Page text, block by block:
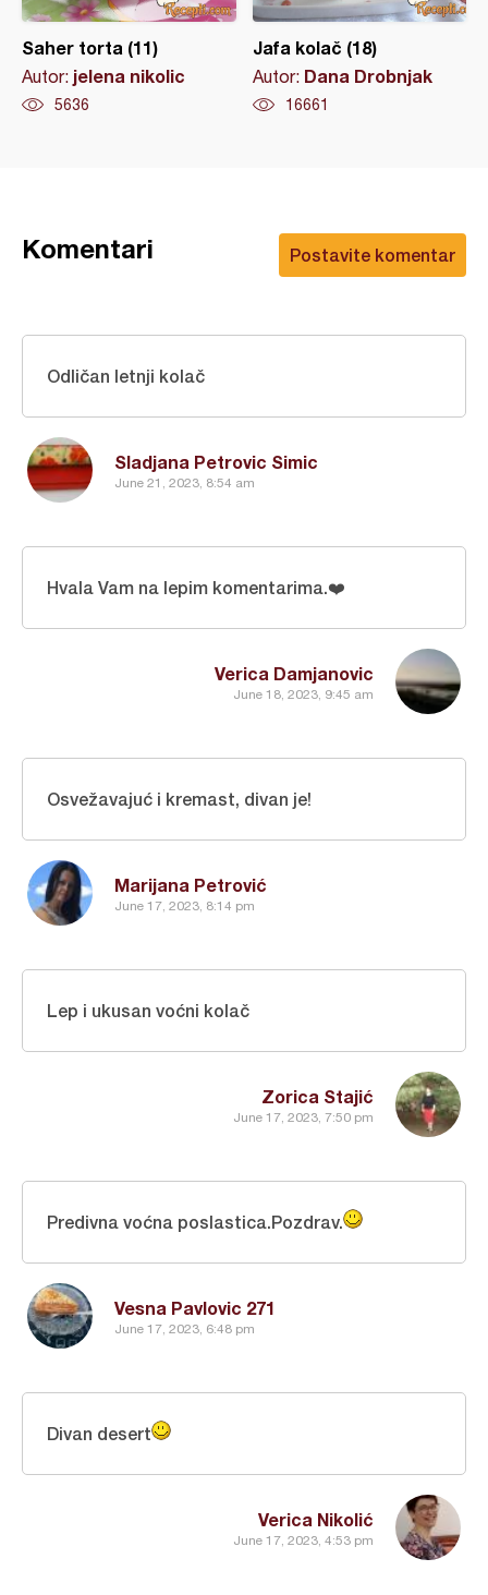
Saher torta (11)
Autor: jelena nikolic
5636
Jafa kolač (18)
Autor: Dana Drobnjak
16661
Postavite komentar
Komentari
Sladjana Petrovic Simic
June 21, 2023, 8:54 am
Odličan letnji kolač
Verica Damjanovic
June 18, 2023, 9:45 am
Hvala Vam na lepim komentarima.❤️
Marijana Petrović
June 17, 2023, 8:14 pm
Osvežavajuć i kremast, divan je!
Zorica Stajić
June 17, 2023, 7:50 pm
Lep i ukusan voćni kolač
Vesna Pavlovic 271
June 17, 2023, 6:48 pm
Predivna voćna poslastica.Pozdrav.
Verica Nikolić
June 17, 2023, 4:53 pm
Divan desert